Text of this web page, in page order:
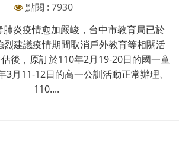
點閱 : 7930
肺炎疫情愈加嚴峻，台中市教育局已於
建議疫情期間取消戶外教育等相關活
後，原訂於110年2月19-20日的國一童
3月11-12日的高一公訓活動正常辦理、
110....